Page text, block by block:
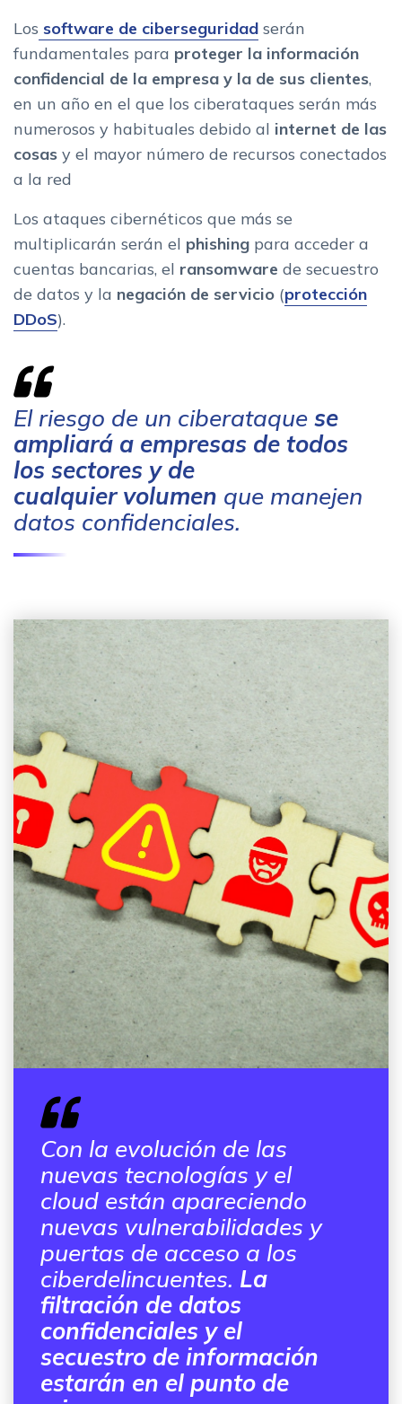
Los software de ciberseguridad serán
fundamentales para proteger la información
confidencial de la empresa y la de sus clientes,
en un año en el que los ciberataques serán más
numerosos y habituales debido al internet de las
cosas y el mayor número de recursos conectados
a la red
Los ataques cibernéticos que más se
multiplicarán serán el phishing para acceder a
cuentas bancarias, el ransomware de secuestro
de datos y la negación de servicio (protección
DDoS).
El riesgo de un ciberataque se
ampliará a empresas de todos
los sectores y de
cualquier volumen que manejen
datos confidenciales.
Con la evolución de las
nuevas tecnologías y el
cloud están apareciendo
nuevas vulnerabilidades y
puertas de acceso a los
ciberdelincuentes. La
filtración de datos
confidenciales y el
secuestro de información
estarán en el punto de